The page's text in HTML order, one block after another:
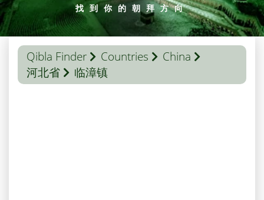
找到你的朝拜方向
Qibla Finder Countries
China
河北省
临漳镇